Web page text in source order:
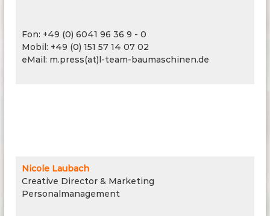
Fon: +49 (0) 6041 96 36 9 - 0
Mobil: +49 (0) 151 57 14 07 02
eMail: m.press(at)l-team-baumaschinen.de
Nicole Laubach
Creative Director & Marketing
Personalmanagement